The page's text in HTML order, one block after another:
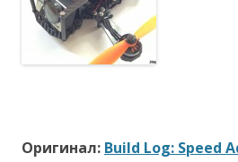
Оригинал: Build Log: Speed